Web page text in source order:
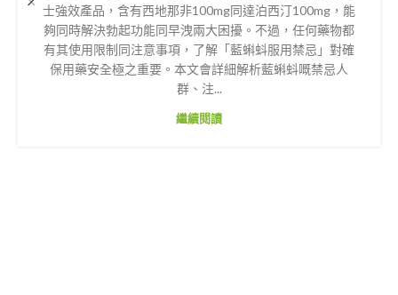
士強效產品，含有西地那非100mg同達泊西汀100mg，能
夠同時解決勃起功能同早洩兩大困擾。不過，任何藥物都
有其使用限制同注意事項，了解「藍蝌蚪服用禁忌」對確
保用藥安全極之重要。本文會詳細解析藍蝌蚪嘅禁忌人
群、注...
繼續閱讀